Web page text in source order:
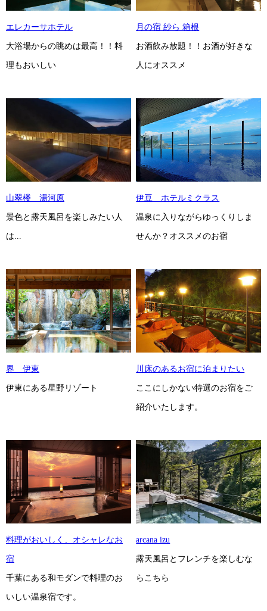
エレカーサホテル
大浴場からの眺めは最高！！料
理もおいしい
月の宿 紗ら 箱根
お酒飲み放題！！お酒が好きな
人にオススメ
山翠楼 湯河原
景色と露天風呂を楽しみたい人
は...
伊豆 ホテルミクラス
温泉に入りながらゆっくりしま
せんか？オススメのお宿
界 伊東
伊東にある星野リゾート
川床のあるお宿に泊まりたい
ここにしかない特選のお宿をご
紹介いたします。
料理がおいしく、オシャレなお
宿
千葉にある和モダンで料理のお
いしい温泉宿です。
arcana izu
露天風呂とフレンチを楽しむな
らこちら